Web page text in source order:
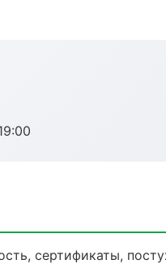
сертификаты,